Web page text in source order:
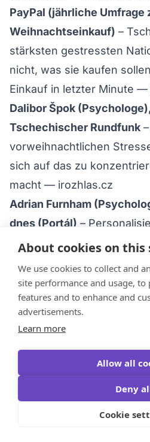
PayPal (jährliche Umfrage
Weihnachtseinkauf) –
stärksten gestressten
nicht, was sie kaufen
Einkauf in letzter Minute —
Dalibor Špok
Tschechischer Rundfunk
vorweihnachtlichen
sich auf das zu
macht — irozhlas.cz
Adrian Furnham
dnes (Portál) –
Mühe sind wichtiger als
Elizabeth Dunn
John Templeton
immer, was die Menschen
Cindy Chan & Cassie
Consumer Research
Erlebnisgeschenke
About cookies on this
We use cookies to collect and
site performance and usage,
features and to enhance and
advertisements.
Learn more
Allow all
Deny
Cookie